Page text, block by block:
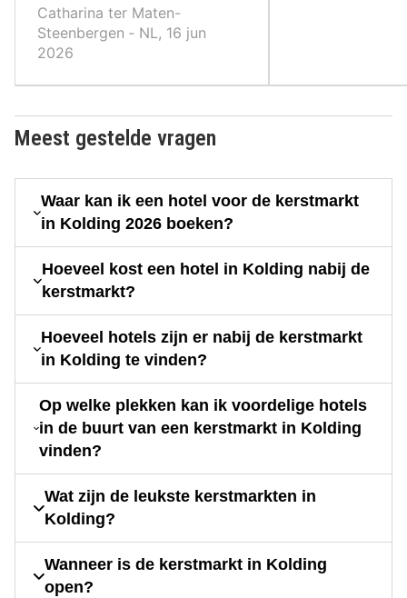
Catharina ter Maten-
Steenbergen ‐ NL, 16 jun
2026
Meest gestelde vragen
Waar kan ik een hotel voor de kerstmarkt
in Kolding 2026 boeken?
Hoeveel kost een hotel in Kolding nabij de
kerstmarkt?
Hoeveel hotels zijn er nabij de kerstmarkt
in Kolding te vinden?
Op welke plekken kan ik voordelige hotels
in de buurt van een kerstmarkt in Kolding
vinden?
Wat zijn de leukste kerstmarkten in
Kolding?
Wanneer is de kerstmarkt in Kolding
open?